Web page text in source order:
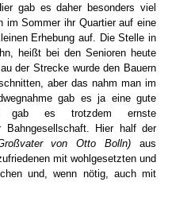
gab es daher besonders viel
im Sommer ihr Quartier auf eine
Erhebung auf. Die Stelle in
heißt bei den Senioren heute
der Strecke wurde den Bauern
aber das nahm man im
gab es ja eine gute
gab es trotzdem ernste
Bahngesellschaft. Hier half der
von Otto Bolln) aus
mit wohlgesetzten und
und, wenn nötig, auch mit